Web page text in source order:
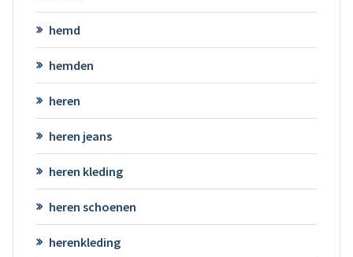
hemd
hemden
heren
heren jeans
heren kleding
heren schoenen
herenkleding